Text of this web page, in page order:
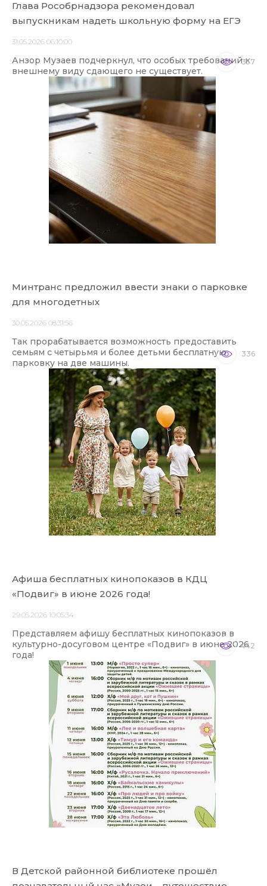
Глава Рособрнадзора рекомендовал
выпускникам надеть школьную форму на ЕГЭ
31.05.2026 06:10:00
Анзор Музаев подчеркнул, что особых требований к
внешнему виду сдающего не существует.
357
Минтранс предложил ввести знаки о парковке
для многодетных
30.05.2026 08:31:56
Так прорабатывается возможность предоставить
семьям с четырьмя и более детьми бесплатную
парковку на две машины.
336
Афиша бесплатных кинопоказов в КДЦ
«Подвиг» в июне 2026 года!
29.05.2026 10:05:34
Представляем афишу бесплатных кинопоказов в
культурно-досуговом центре «Подвиг» в июне 2026
года!
442
В Детской районной библиотеке прошёл